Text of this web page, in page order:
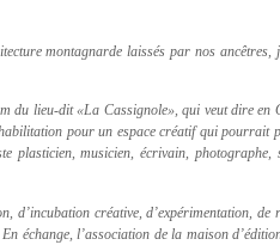
montagnarde laissés par nos
du lieu-dit «La Cassignole», qui veut dire
pour un espace créatif qui pourrait
musicien, écrivain, photographe,
d’incubation créative, d’expérimentation,
échange, l’association de la maison